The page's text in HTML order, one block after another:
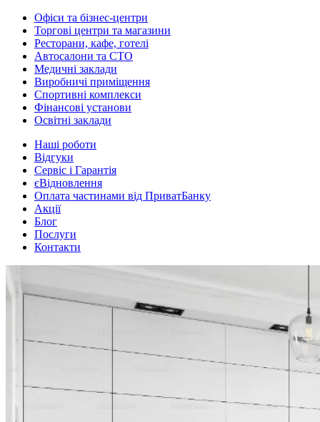
Офіси та бізнес-центри
Торгові центри та магазини
Ресторани, кафе, готелі
Автосалони та СТО
Медичні заклади
Виробничі приміщення
Спортивні комплекси
Фінансові установи
Освітні заклади
Наші роботи
Відгуки
Сервіс і Гарантія
єВідновлення
Оплата частинами від ПриватБанку
Акції
Блог
Послуги
Контакти